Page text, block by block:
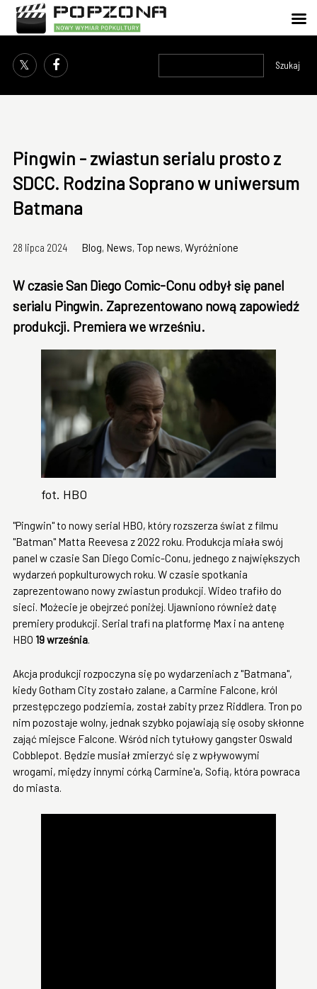
Szukaj
Pingwin - zwiastun serialu prosto z
SDCC. Rodzina Soprano w uniwersum
Batmana
28 lipca 2024 Blog, News, Top news, Wyróżnione
W czasie San Diego Comic-Conu odbył się panel
serialu Pingwin. Zaprezentowano nową zapowiedź
produkcji. Premiera we wrześniu.
fot. HBO
"Pingwin" to nowy serial HBO, który rozszerza świat z filmu
"Batman" Matta Reevesa z 2022 roku. Produkcja miała swój
panel w czasie San Diego Comic-Conu, jednego z największych
wydarzeń popkulturowych roku. W czasie spotkania
zaprezentowano nowy zwiastun produkcji. Wideo trafiło do
sieci. Możecie je obejrzeć poniżej. Ujawniono również datę
premiery produkcji. Serial trafi na platformę Max i na antenę
HBO 19 września.
Akcja produkcji rozpoczyna się po wydarzeniach z "Batmana",
kiedy Gotham City zostało zalane, a Carmine Falcone, król
przestępczego podziemia, został zabity przez Riddlera. Tron po
nim pozostaje wolny, jednak szybko pojawiają się osoby skłonne
zająć miejsce Falcone. Wśród nich tytułowy gangster Oswald
Cobblepot. Będzie musiał zmierzyć się z wpływowymi
wrogami, między innymi córką Carmine'a, Sofią, która powraca
do miasta.